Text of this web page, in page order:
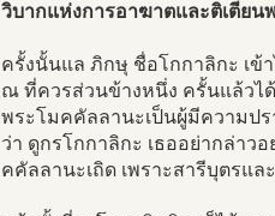
วิบากแห่งการอาฆาตและติเตีย
ครั้งนั้นแล ภิกษุ ชื่อโกกาลิกะ เข้
ณ ที่ควรส่วนข้างหนึ่ง ครั้นแล้วไ
พระโมคคัลลานะเป็นผู้มีความป
ว่า ดูกรโกกาลิกะ เธออย่ากล่าว
คคัลลานะเถิด เพราะสารีบุตรแ